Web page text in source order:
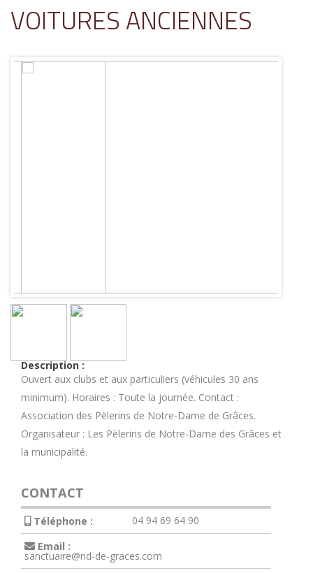
VOITURES ANCIENNES
Description :
Ouvert aux clubs et aux particuliers (véhicules 30 ans
minimum). Horaires : Toute la journée. Contact :
Association des Pèlerins de Notre-Dame de Grâces.
Organisateur : Les Pèlerins de Notre-Dame des Grâces et
la municipalité.
CONTACT
Téléphone :
04 94 69 64 90
Email :
sanctuaire@nd-de-graces.com